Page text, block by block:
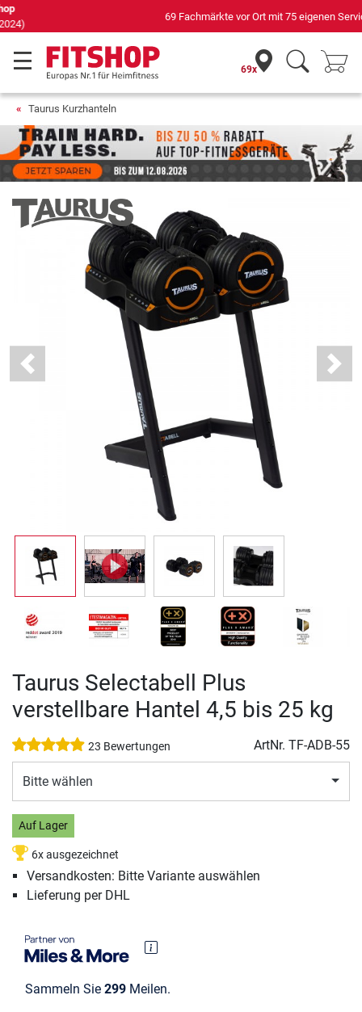
69 Fachmärkte vor Ort mit 75 eigenen Servicetechnikern
69x
Taurus Kurzhanteln
Previous Next
Taurus Selectabell Plus
verstellbare Hantel 4,5 bis 25 kg
23 Bewertungen ArtNr. TF-ADB-55
Bitte wählen
Auf Lager
6x ausgezeichnet
Versandkosten: Bitte Variante auswählen
Lieferung per DHL
Sammeln Sie 299 Meilen.